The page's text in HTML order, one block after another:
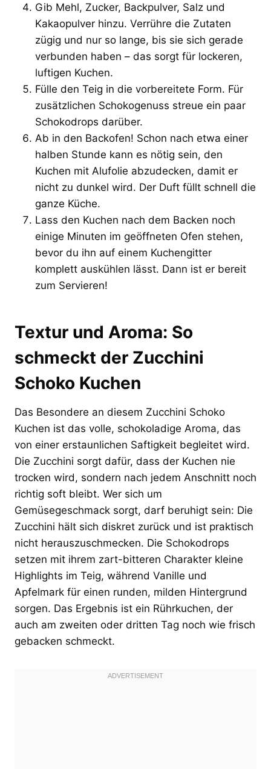
Gib Mehl, Zucker, Backpulver, Salz und
Kakaopulver hinzu. Verrühre die Zutaten
zügig und nur so lange, bis sie sich gerade
verbunden haben – das sorgt für lockeren,
luftigen Kuchen.
Fülle den Teig in die vorbereitete Form. Für
zusätzlichen Schokogenuss streue ein paar
Schokodrops darüber.
Ab in den Backofen! Schon nach etwa einer
halben Stunde kann es nötig sein, den
Kuchen mit Alufolie abzudecken, damit er
nicht zu dunkel wird. Der Duft füllt schnell die
ganze Küche.
Lass den Kuchen nach dem Backen noch
einige Minuten im geöffneten Ofen stehen,
bevor du ihn auf einem Kuchengitter
komplett auskühlen lässt. Dann ist er bereit
zum Servieren!
Textur und Aroma: So
schmeckt der Zucchini
Schoko Kuchen
Das Besondere an diesem Zucchini Schoko
Kuchen ist das volle, schokoladige Aroma, das
von einer erstaunlichen Saftigkeit begleitet wird.
Die Zucchini sorgt dafür, dass der Kuchen nie
trocken wird, sondern nach jedem Anschnitt noch
richtig soft bleibt. Wer sich um
Gemüsegeschmack sorgt, darf beruhigt sein: Die
Zucchini hält sich diskret zurück und ist praktisch
nicht herauszuschmecken. Die Schokodrops
setzen mit ihrem zart-bitteren Charakter kleine
Highlights im Teig, während Vanille und
Apfelmark für einen runden, milden Hintergrund
sorgen. Das Ergebnis ist ein Rührkuchen, der
auch am zweiten oder dritten Tag noch wie frisch
gebacken schmeckt.